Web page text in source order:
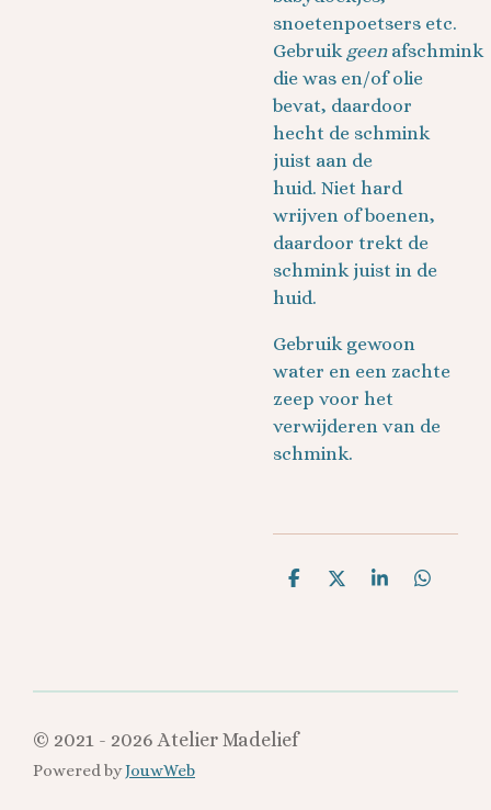
snoetenpoetsers etc.
Gebruik geenafschmink
die was en/of olie
bevat, daardoor
hecht de schmink
juist aan de
huid. Niet hard
wrijven of boenen,
daardoor trekt de
schmink juist in de
huid.
Gebruik gewoon
water en een zachte
zeep voor het
verwijderen van de
schmink.
D
D
S
D
© 2021 - 2026 Atelier Madelief
Powered byJouwWeb